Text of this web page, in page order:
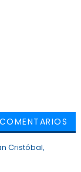
COMENTARIOS
Cristóbal,